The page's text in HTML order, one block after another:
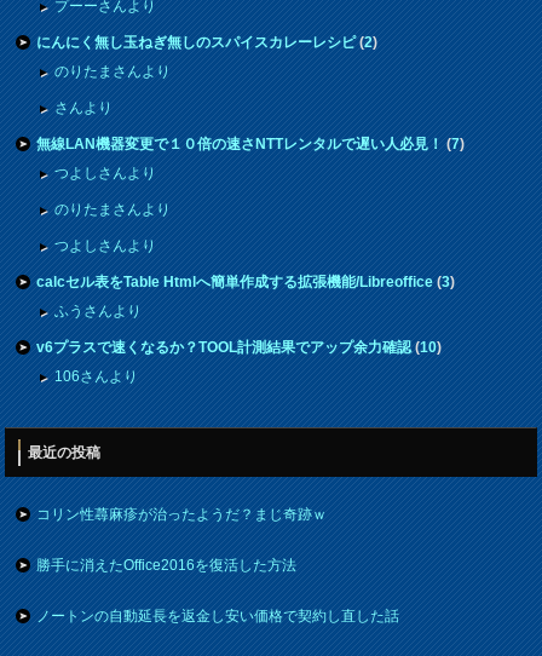
プーーさんより
にんにく無し玉ねぎ無しのスパイスカレーレシピ(2)
のりたまさんより
さんより
無線LAN機器変更で１０倍の速さNTTレンタルで遅い人必見！(7)
つよしさんより
のりたまさんより
つよしさんより
calcセル表をTable Htmlへ簡単作成する拡張機能/Libreoffice(3)
ふうさんより
v6プラスで速くなるか？TOOL計測結果でアップ余力確認(10)
106さんより
最近の投稿
コリン性蕁麻疹が治ったようだ？まじ奇跡ｗ
勝手に消えたOffice2016を復活した方法
ノートンの自動延長を返金し安い価格で契約し直した話